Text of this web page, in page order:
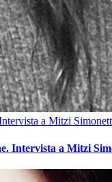
a Mitzi
Intervista a Mitzi